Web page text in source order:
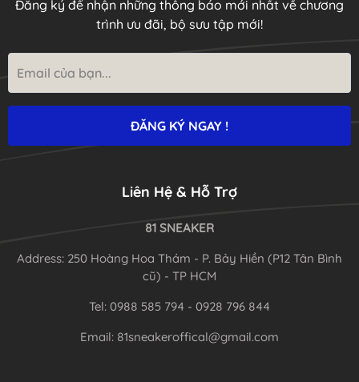
Đăng ký để nhận những thông báo mới nhất về chương
trình ưu đãi, bộ sưu tập mới!
Liên Hệ & Hỗ Trợ
81 SNEAKER
Address: 250 Hoàng Hoa Thám - P. Bảy Hiền (P12 Tân Bình
cũ) - TP HCM
Tel: 0988 585 794 - 0928 796 844
Email: 81sneakeroffical@gmail.com